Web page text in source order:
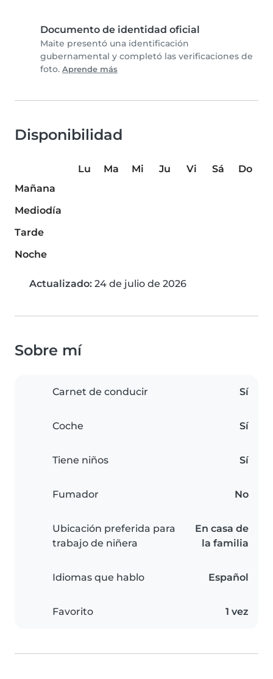
Documento de identidad oficial
Maite presentó una identificación
gubernamental y completó las verificaciones de
foto. Aprende más
Disponibilidad
Lu Ma Mi Ju Vi Sá
Do
Mañana
Mediodía
Tarde
Noche
Actualizado: 24 de julio de 2026
Sobre mí
Carnet de conducir Sí
Coche Sí
Tiene niños Sí
Fumador No
Ubicación preferida para
trabajo de niñera
En casa de
la familia
Idiomas que hablo Español
Favorito 1 vez